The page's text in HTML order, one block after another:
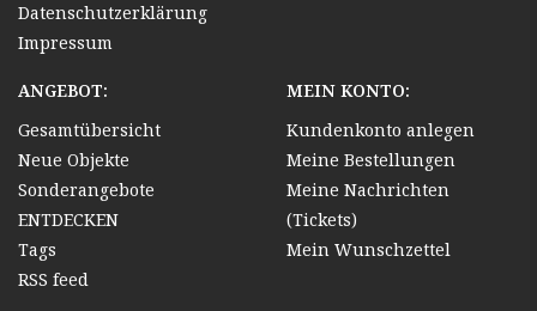
Datenschutzerklärung
Impressum
ANGEBOT:
Gesamtübersicht
Neue Objekte
Sonderangebote
ENTDECKEN
Tags
RSS feed
MEIN KONTO:
Kundenkonto anlegen
Meine Bestellungen
Meine Nachrichten
(Tickets)
Mein Wunschzettel